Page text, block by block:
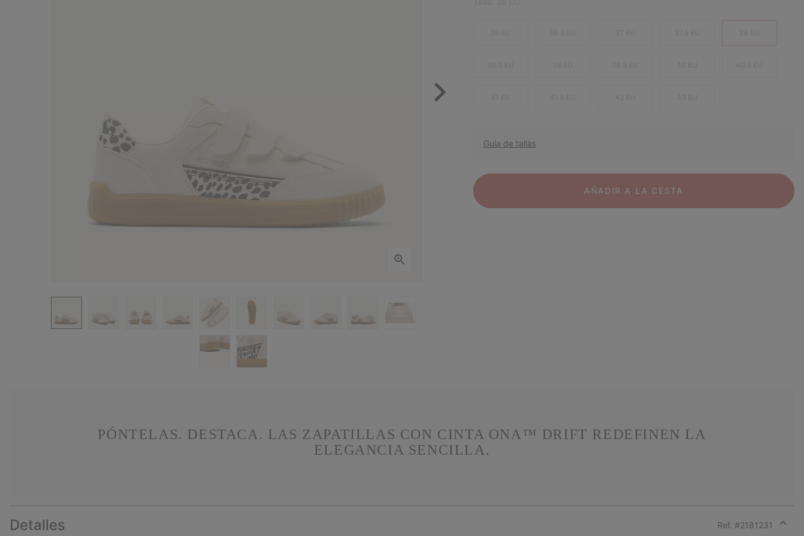
Guía de tallas
AÑADIR A LA CESTA
PÓNTELAS. DESTACA. LAS ZAPATILLAS CON CINTA ONA™ DRIFT REDEFINEN LA
ELEGANCIA SENCILLA.
Detalles Ref. #2181231